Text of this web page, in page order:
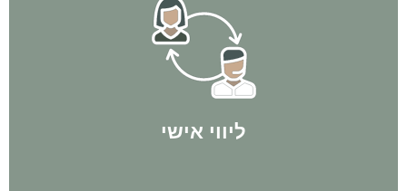
ליווי אישי
אנחנו איתך לאורך כל הדרך - מהשיחה והפגישה הראשונה, דרך
בניית התכנית העסקית, עד הרכישה וגם הרבה אחריה!